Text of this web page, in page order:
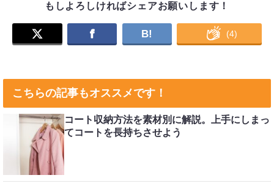
もしよろしければシェアお願いします！
B! (4)
こちらの記事もオススメです！
コート収納方法を素材別に解説。上手にしまっ
てコートを長持ちさせよう